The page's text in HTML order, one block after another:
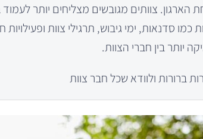
הארגון. צוותים מגובשים מצליחים יותר
כמו סדנאות, ימי גיבוש, תרגילי צוות
יותר בין חברי הצוות.
ברורות ולוודא שכל חבר צוות